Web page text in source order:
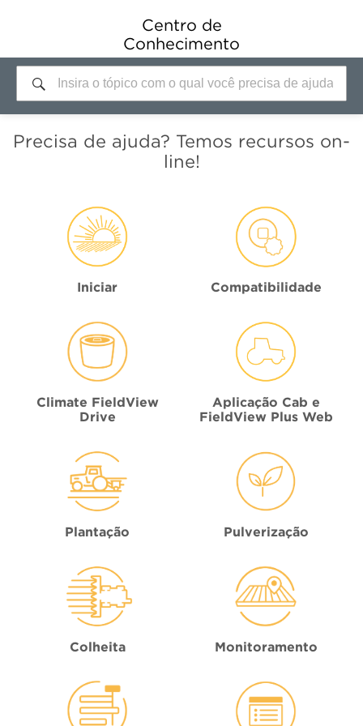
Centro de
Conhecimento
Precisa de ajuda? Temos recursos on-
line!
Iniciar Compatibilidade
Climate FieldView
Drive
Aplicação Cab e
FieldView Plus Web
Plantação Pulverização
Colheita Monitoramento